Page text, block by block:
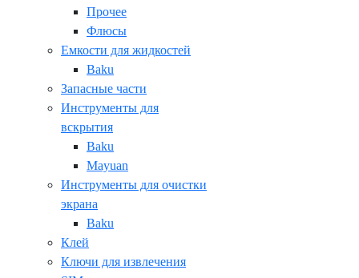
Прочее
Флюсы
Емкости для жидкостей
Baku
Запасные части
Инструменты для
вскрытия
Baku
Mayuan
Инструменты для очистки
экрана
Baku
Клей
Ключи для извлечения